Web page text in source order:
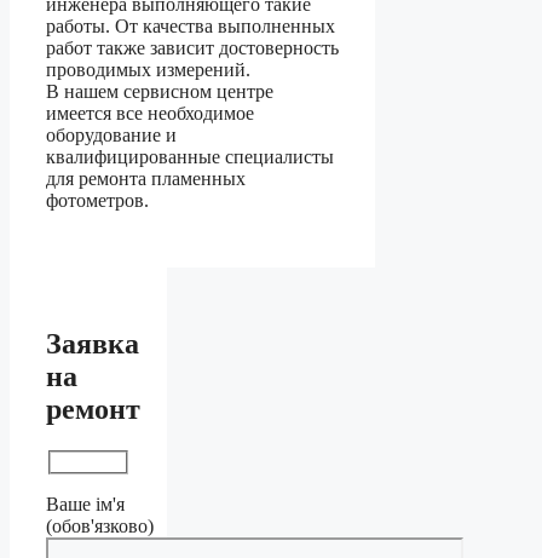
инженера выполняющего такие
работы. От качества выполненных
работ также зависит достоверность
проводимых измерений.
В нашем сервисном центре
имеется все необходимое
оборудование и
квалифицированные специалисты
для ремонта пламенных
фотометров.
Заявка
на
ремонт
Ваше ім'я
(обов'язково)